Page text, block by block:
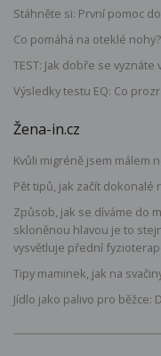
Stáhněte si: První pomoc
Co pomáhá na oteklé
TEST: Jak dobře se vyznáte
Výsledky testu EQ: Co
Žena-in.cz
Kvůli migréně jsem málem
Pět tipů, jak začít
Způsob, jak se díváme do
skloněnou hlavou je to
vysvětluje přední
Tipy maminek, jak na
Jídlo jako palivo pro běžce: